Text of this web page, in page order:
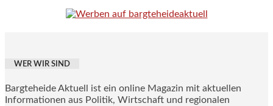
WER WIR SIND
Bargteheide Aktuell ist ein online Magazin mit aktuellen
Informationen aus Politik, Wirtschaft und regionalen